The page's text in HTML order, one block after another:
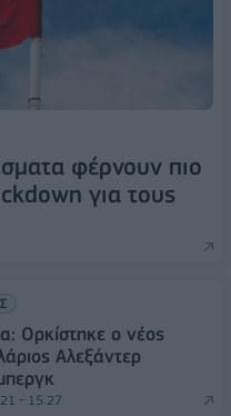
φέρνουν πιο
για τους
Ορκίστηκε ο νέος
Αλεξάντερ
- 15:27